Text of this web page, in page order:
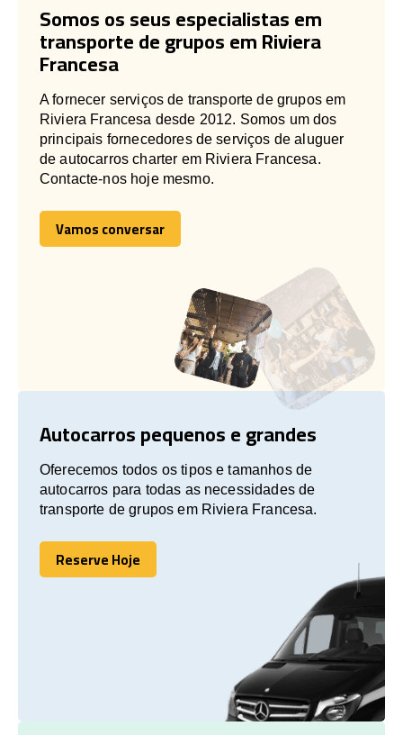
Somos os seus especialistas em
transporte de grupos em Riviera
Francesa
A fornecer serviços de transporte de grupos em
Riviera Francesa desde 2012. Somos um dos
principais fornecedores de serviços de aluguer
de autocarros charter em Riviera Francesa.
Contacte-nos hoje mesmo.
Vamos conversar
Vamos conversar
Autocarros pequenos e grandes
Oferecemos todos os tipos e tamanhos de
autocarros para todas as necessidades de
transporte de grupos em Riviera Francesa.
Reserve Hoje
Reserve Hoje